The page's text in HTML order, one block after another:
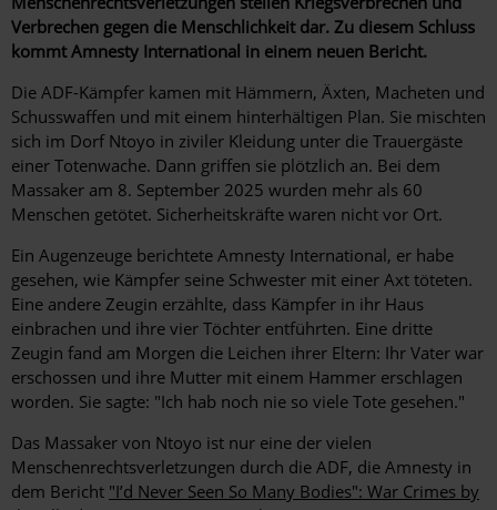
Verbrechen gegen die Menschlichkeit dar. Zu diesem Schluss
kommt Amnesty International in einem neuen Bericht.
Die ADF-Kämpfer kamen mit Hämmern, Äxten, Macheten und
Schusswaffen und mit einem hinterhältigen Plan. Sie mischten
sich im Dorf Ntoyo in ziviler Kleidung unter die Trauergäste
einer Totenwache. Dann griffen sie plötzlich an. Bei dem
Massaker am 8. September 2025 wurden mehr als 60
Menschen getötet. Sicherheitskräfte waren nicht vor Ort.
Ein Augenzeuge berichtete Amnesty International, er habe
gesehen, wie Kämpfer seine Schwester mit einer Axt töteten.
Eine andere Zeugin erzählte, dass Kämpfer in ihr Haus
einbrachen und ihre vier Töchter entführten. Eine dritte
Zeugin fand am Morgen die Leichen ihrer Eltern: Ihr Vater war
erschossen und ihre Mutter mit einem Hammer erschlagen
worden. Sie sagte: "Ich hab noch nie so viele Tote gesehen."
Das Massaker von Ntoyo ist nur eine der vielen
Menschenrechtsverletzungen durch die ADF, die Amnesty in
dem Bericht "I’d Never Seen So Many Bodies": War Crimes by